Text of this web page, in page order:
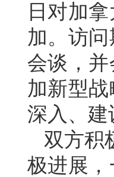
日对加
加。访
会谈，
加新型
深入、建
双方积
极进展